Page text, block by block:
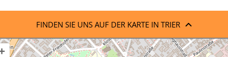
FINDEN SIE UNS AUF DER KARTE IN TRIER